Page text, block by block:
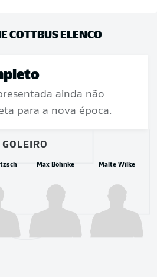
COTTBUSELENCO
ainda não
para a nova época.
GOLEIRO
Max Böhnke Malte Wilke